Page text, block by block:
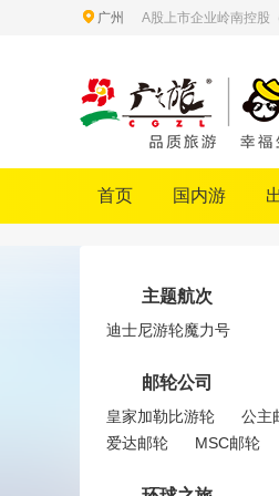
广州 A股上市企业岭南控股
首页 国内游
主题航次
迪士尼游轮魔力号
邮轮公司
皇家加勒比游轮
公主
爱达邮轮
MSC邮轮